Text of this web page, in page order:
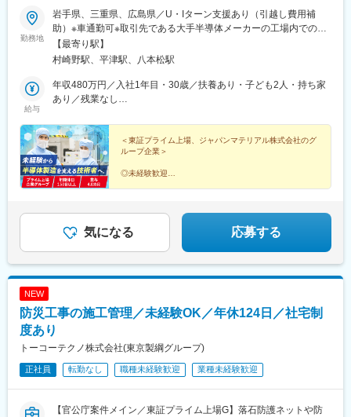
所属いただく売買グループは、3名体制（30代前半男性、20代後
半男性、20代後男性）です。その他、社長、取締役2名、管理グ
ループ（3名）、賃貸グループ（4名）、総務経理（2名）に分か
れており、20代～60代の社員が在籍しています。
います。少数精鋭のメンバーでグループ間の垣根を超えて、全員
で協力し合いながら業務を進めていることが当社の強みです。
■就業環境：
◎同社は、家族のようなアットホームな環境が特徴です。年に1回
社員旅行（直近は東京、大阪）に行くなど社員同士の親睦を深め
ています。
◎2022年8月に本社を新設し、社員が働きやすい快適な職場環境
えて働きたい方にはぴったりの環境です。
変更の範囲：無
勤務地
岩手県、三重県、広島県／U・Iターン支援あり（引越し費用補
助）※車通勤可※取引先である大手半導体メーカーの工場内での勤
務となります●岩手県北上市北工業団地6-6●三重県四日市市山之一
色町800●広島県東広島市 吉川工業団地7-10☆入社後、各事業所で
【最寄り駅】
村崎野駅、平津駅、八本松駅
給与
年収480万円／入社1年目・30歳／扶養あり・子ども2人・持ち家
あり／残業なし
あり／残業あり
＜東証プライム上場、ジャパンマテリアル株式会社のグ
ループ企業＞
◎未経験歓迎
◎借上社宅有／U・Iターン支援
成長する半導体市場で
確かなキャリアを築きませんか？
気になる 応募する
NEW
防災工事の施工管理／未経験OK／年休124日／社宅制
度あり
トーコーテクノ株式会社(東京製綱グループ)
正社員 転勤なし 職種未経験歓迎 業種未経験歓迎
【官公庁案件メイン／東証プライム上場G】落石防護ネットや防